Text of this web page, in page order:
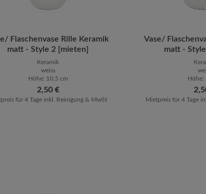
Schaltflächen um die Anzahl zu
Wert ein oder benutze die
Anzahl: Gib den gewünschten
Flaschenvase Rille Keramik
matt - Style 2 [mieten]
Keramik
weiss
Höhe: 10,5 cm
Regulärer Preis:
2,50 €
für 4 Tage inkl. Reinigung & MwSt
Produkt
Vase/
matt -
Höhe:
Mietpreis für 4 Tage